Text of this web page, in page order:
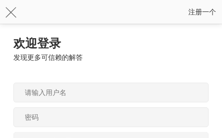
注册一个
欢迎登录
发现更多可信赖的解答